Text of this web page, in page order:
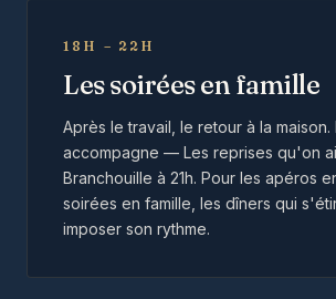
18H – 22H
Les soirées en famille
Après le travail, le retour à la maison.
accompagne — Les reprises qu'on
Branchouille à 21h. Pour les apéros
soirées en famille, les dîners qui
imposer son rythme.